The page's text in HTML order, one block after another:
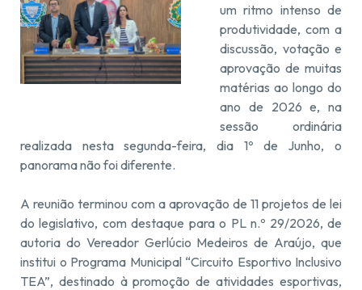
um ritmo intenso de
produtividade, com a
discussão, votação e
aprovação de muitas
matérias ao longo do
ano de 2026 e, na
sessão ordinária
realizada nesta segunda-feira, dia 1º de Junho, o
panorama não foi diferente.
A reunião terminou com a aprovação de 11 projetos de lei
do legislativo, com destaque para o PL n.º 29/2026, de
autoria do Vereador Gerlúcio Medeiros de Araújo, que
institui o Programa Municipal “Circuito Esportivo Inclusivo
TEA”, destinado à promoção de atividades esportivas,